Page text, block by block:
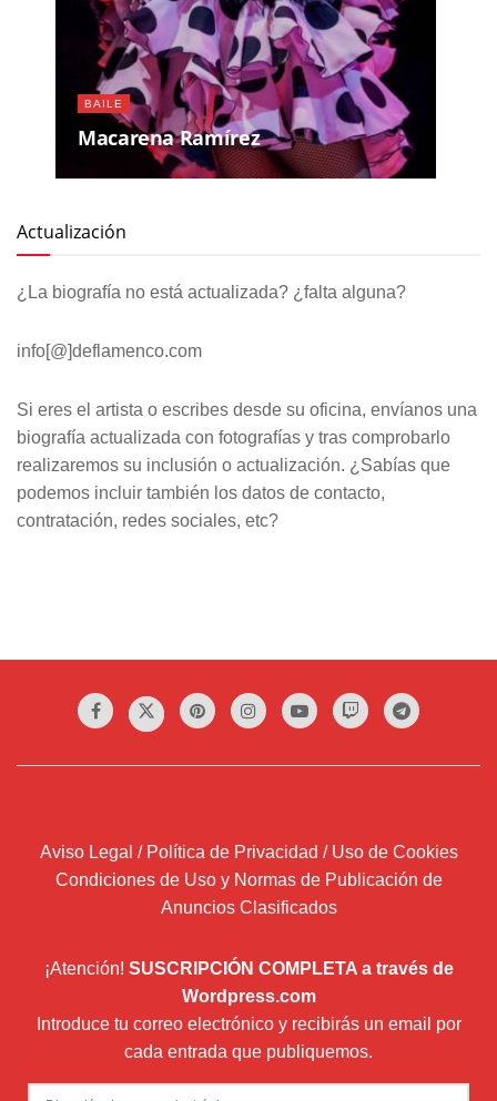
BAILE
Macarena Ramírez
Actualización
¿La biografía no está actualizada? ¿falta alguna?
info[@]deflamenco.com
Si eres el artista o escribes desde su oficina, envíanos una
biografía actualizada con fotografías y tras comprobarlo
realizaremos su inclusión o actualización. ¿Sabías que
podemos incluir también los datos de contacto,
contratación, redes sociales, etc?
Aviso Legal / Política de Privacidad / Uso de Cookies
Condiciones de Uso y Normas de Publicación de
Anuncios Clasificados
¡Atención! SUSCRIPCIÓN COMPLETA a través de
Wordpress.com
Introduce tu correo electrónico y recibirás un email por
cada entrada que publiquemos.
Dirección